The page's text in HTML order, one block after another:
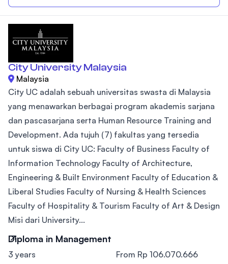
City University Malaysia
Malaysia
City UC adalah sebuah universitas swasta di Malaysia
yang menawarkan berbagai program akademis sarjana
dan pascasarjana serta Human Resource Training and
Development. Ada tujuh (7) fakultas yang tersedia
untuk siswa di City UC: Faculty of Business Faculty of
Information Technology Faculty of Architecture,
Engineering & Built Environment Faculty of Education &
Liberal Studies Faculty of Nursing & Health Sciences
Faculty of Hospitality & Tourism Faculty of Art & Design
Misi dari University...
Diploma in Management
3 years From Rp 106.070.666